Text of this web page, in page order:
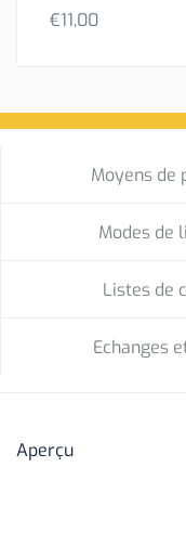
€11,00
Moyens de
Modes de
Listes de
Echanges
Aperçu